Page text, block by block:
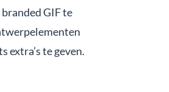
GIF te
extra’s te geven.